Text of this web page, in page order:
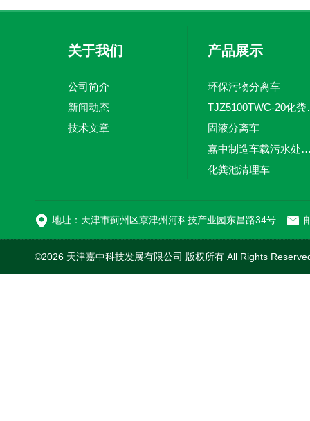
关于我们
公司简介
新闻动态
技术文章
产品展示
环保污物分离车
固液分离车
嘉中制造车载污水处理设备-环
化粪池清理车
地址：天津市蓟州区京津州河科技产业园东昌路34号
©2026 天津嘉中科技发展有限公司 版权所有 All Rights